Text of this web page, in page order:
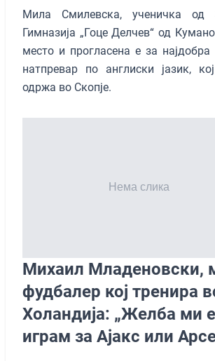
Мила Смилевска, ученичка
Гимназија „Гоце Делчев“ од
место и прогласена е за
натпревар по англиски јазик,
одржа во Скопје.
Михаил Младеновски,
фудбалер кој тренира
Холандија: „Желба ми
играм за Ајакс или